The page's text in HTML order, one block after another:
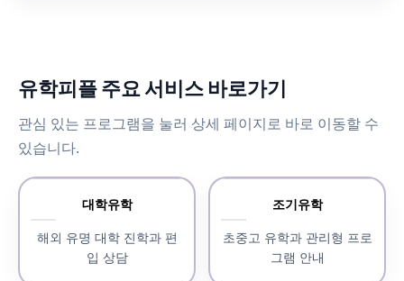
유학피플 주요 서비스 바로가기
관심 있는 프로그램을 눌러 상세 페이지로 바로 이동할 수
있습니다.
대학유학
해외 유명 대학 진학과 편
입 상담
조기유학
초중고 유학과 관리형 프로
그램 안내